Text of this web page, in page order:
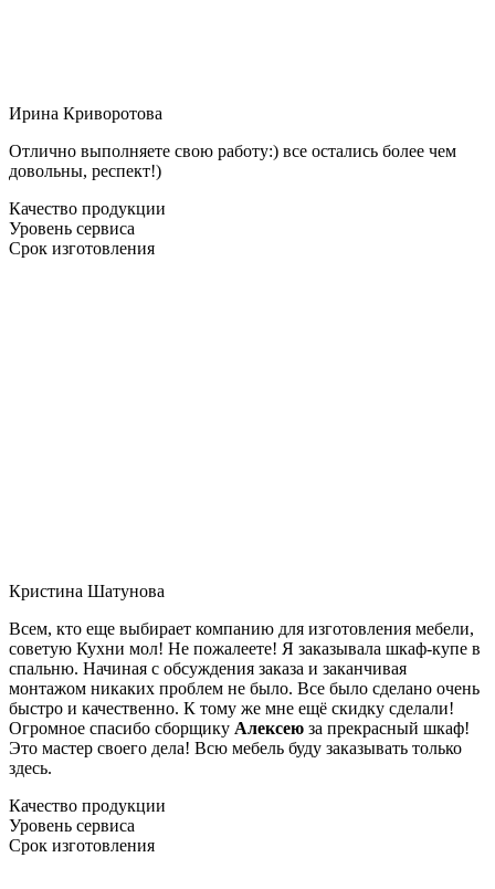
Ирина Криворотова
Отлично выполняете свою работу:) все остались более чем
довольны, респект!)
Качество продукции
Уровень сервиса
Срок изготовления
Кристина Шатунова
Всем, кто еще выбирает компанию для изготовления мебели,
советую Кухни мол! Не пожалеете! Я заказывала шкаф-купе в
спальню. Начиная с обсуждения заказа и заканчивая
монтажом никаких проблем не было. Все было сделано очень
быстро и качественно. К тому же мне ещё скидку сделали!
Огромное спасибо сборщику Алексею за прекрасный шкаф!
Это мастер своего дела! Всю мебель буду заказывать только
здесь.
Качество продукции
Уровень сервиса
Срок изготовления